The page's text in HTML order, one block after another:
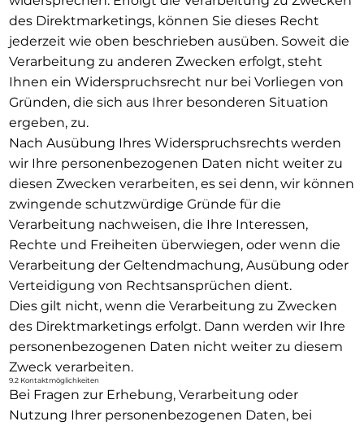
des Direktmarketings, können Sie dieses Recht
jederzeit wie oben beschrieben ausüben. Soweit die
Verarbeitung zu anderen Zwecken erfolgt, steht
Ihnen ein Widerspruchsrecht nur bei Vorliegen von
Gründen, die sich aus Ihrer besonderen Situation
ergeben, zu.
Nach Ausübung Ihres Widerspruchsrechts werden
wir Ihre personenbezogenen Daten nicht weiter zu
diesen Zwecken verarbeiten, es sei denn, wir können
zwingende schutzwürdige Gründe für die
Verarbeitung nachweisen, die Ihre Interessen,
Rechte und Freiheiten überwiegen, oder wenn die
Verarbeitung der Geltendmachung, Ausübung oder
Verteidigung von Rechtsansprüchen dient.
Dies gilt nicht, wenn die Verarbeitung zu Zwecken
des Direktmarketings erfolgt. Dann werden wir Ihre
personenbezogenen Daten nicht weiter zu diesem
Zweck verarbeiten.
9.2 Kontaktmöglichkeiten
Bei Fragen zur Erhebung, Verarbeitung oder
Nutzung Ihrer personenbezogenen Daten, bei